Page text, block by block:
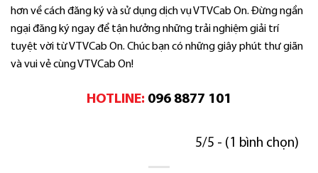
hơn về cách đăng ký và sử dụng dịch vụ VTVCab On. Đừng ngần
ngại đăng ký ngay để tận hưởng những trải nghiệm giải trí
tuyệt vời từ VTVCab On. Chúc bạn có những giây phút thư giãn
và vui vẻ cùng VTVCab On!
HOTLINE: 096 8877 101
5/5 - (1 bình chọn)